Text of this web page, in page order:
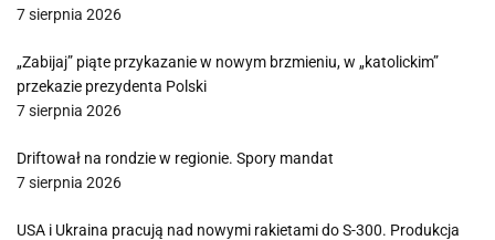
7 sierpnia 2026
„Zabijaj” piąte przykazanie w nowym brzmieniu, w „katolickim”
przekazie prezydenta Polski
7 sierpnia 2026
Driftował na rondzie w regionie. Spory mandat
7 sierpnia 2026
USA i Ukraina pracują nad nowymi rakietami do S-300. Produkcja